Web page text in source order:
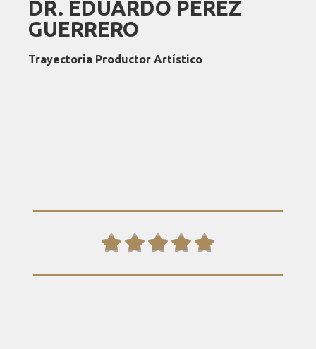
DR. EDUARDO PÉREZ
GUERRERO
Trayectoria Productor Artístico
